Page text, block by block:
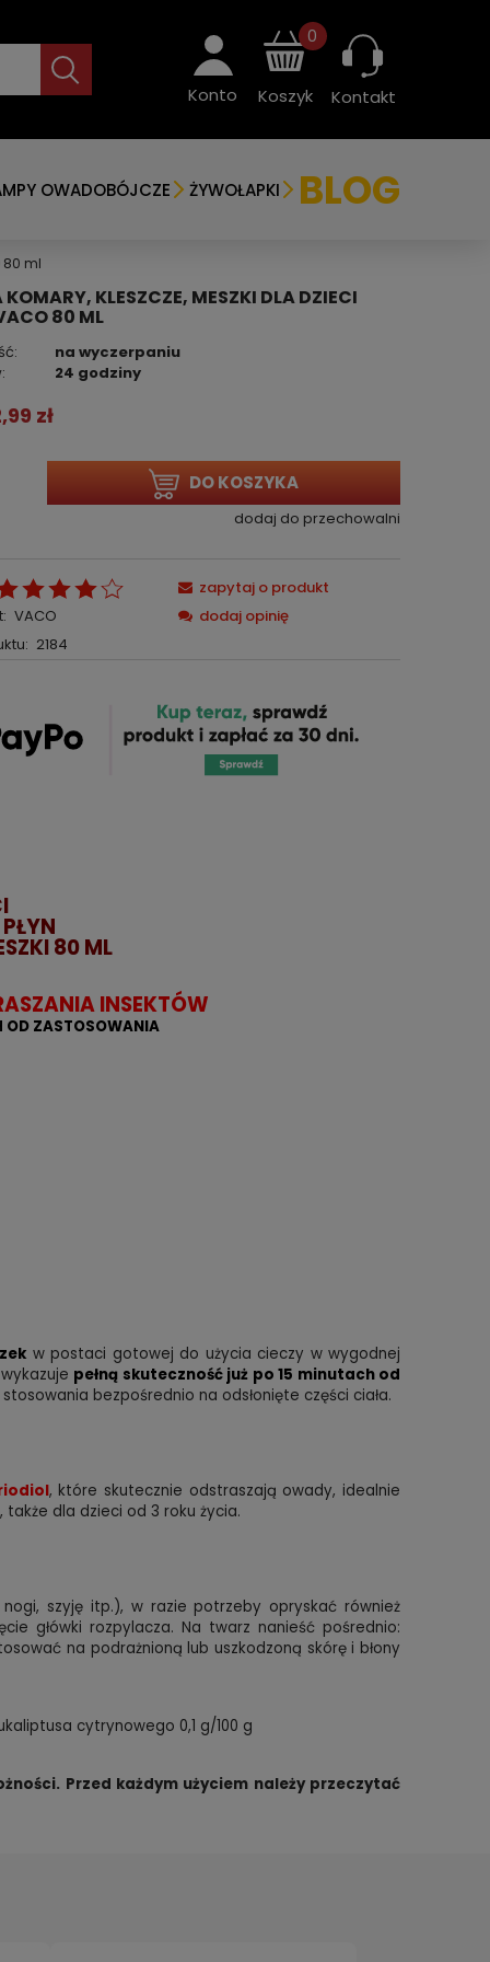
Konto Koszyk
0
Kontakt
OWADOBÓJCZE ŻYWOŁAPKI BLOG
80 ml
KOMARY, KLESZCZE, MESZKI DLA DZIECI
80 ML
na wyczerpaniu
24 godziny
zł
DO KOSZYKA
dodaj do przechowalni
VACO
2184
zapytaj o produkt
dodaj opinię
80 ML
INSEKTÓW
OD ZASTOSOWANIA
w postaci gotowej do użycia cieczy w wygodnej
pełną skuteczność już po 15 minutach od
bezpośrednio na odsłonięte części ciała.
, które skutecznie odstraszają owady, idealnie
dla dzieci od 3 roku życia.
nogi, szyję itp.), w razie potrzeby opryskać również
główki rozpylacza. Na twarz nanieść pośrednio:
na podrażnioną lub uszkodzoną skórę i błony
cytrynowego 0,1 g/100 g
Przed każdym użyciem należy przeczytać